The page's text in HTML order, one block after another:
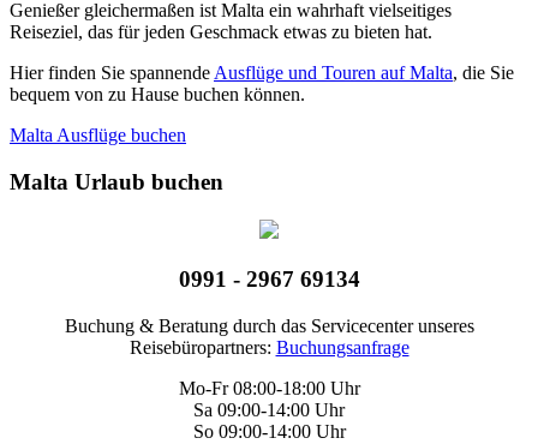
Genießer gleichermaßen ist Malta ein wahrhaft vielseitiges
Reiseziel, das für jeden Geschmack etwas zu bieten hat.
Hier finden Sie spannende Ausflüge und Touren auf Malta, die Sie
bequem von zu Hause buchen können.
Malta Ausflüge buchen
Malta Urlaub buchen
0991 - 2967 69134
Buchung & Beratung durch das Servicecenter unseres
Reisebüropartners: Buchungsanfrage
Mo-Fr 08:00-18:00 Uhr
Sa 09:00-14:00 Uhr
So 09:00-14:00 Uhr